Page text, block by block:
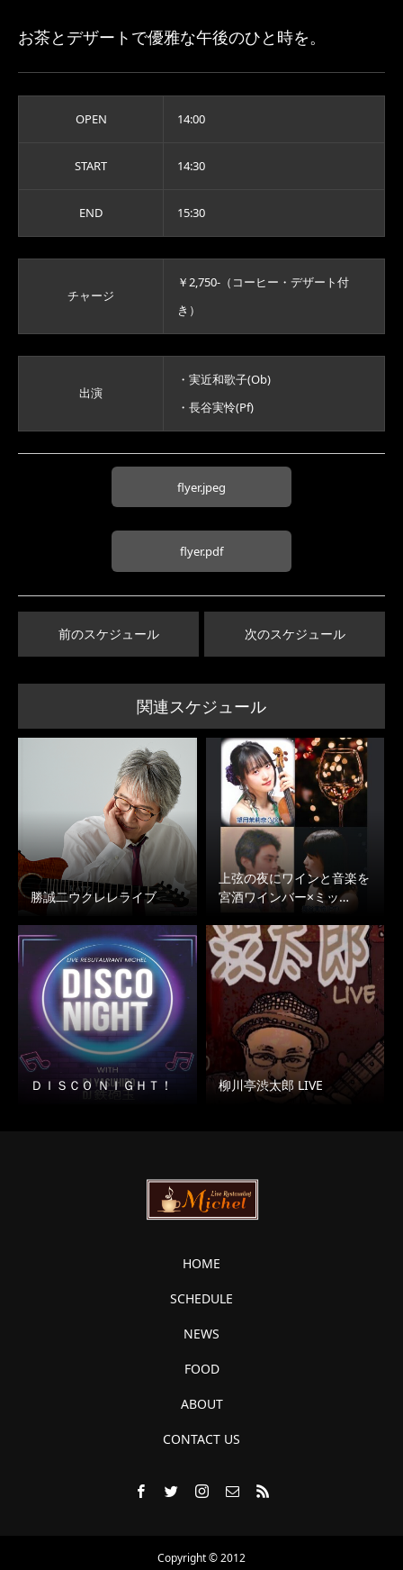
お茶とデザートで優雅な午後のひと時を。
OPEN 14:00
START 14:30
END 15:30
チャージ
￥2,750-（コーヒー・デザート付
き）
出演
・実近和歌子(Ob)
・長谷実怜(Pf)
flyer.jpeg
flyer.pdf
前のスケジュール 次のスケジュール
関連スケジュール
勝誠二ウクレレライブ
上弦の夜にワインと音楽を
宮酒ワインバー×ミッ…
ＤＩＳＣＯ ＮＩＧＨＴ！ 柳川亭渋太郎 LIVE
HOME
SCHEDULE
NEWS
FOOD
ABOUT
CONTACT US
Copyright © 2012